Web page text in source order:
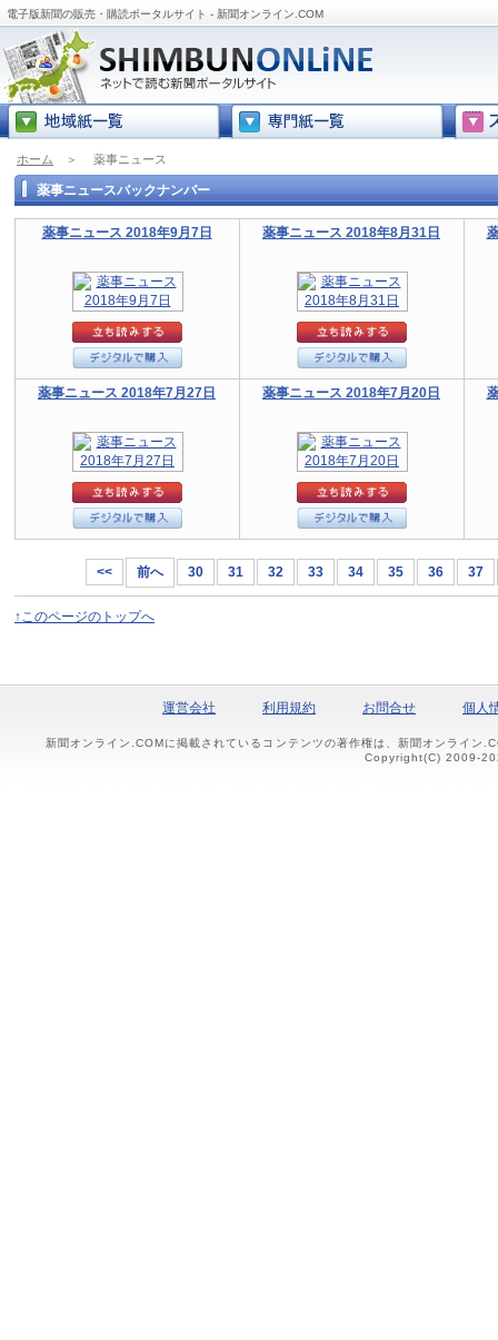
電子版新聞の販売・購読ポータルサイト - 新聞オンライン.COM
ホーム ＞ 薬事ニュース
薬事ニュースバックナンバー
薬事ニュース 2018年9月7日 薬事ニュース 2018年8月31日
薬事ニュース 2018年7月27日 薬事ニュース 2018年7月20日
<< 前へ 30 31 32 33 34 35 36 37
↑このページのトップへ
運営会社 利用規約 お問合せ 個人
新聞オンライン.COMに掲載されているコンテンツの著作権は、新聞オンライン
Copyright(C) 2009-